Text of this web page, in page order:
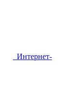
Интернет-